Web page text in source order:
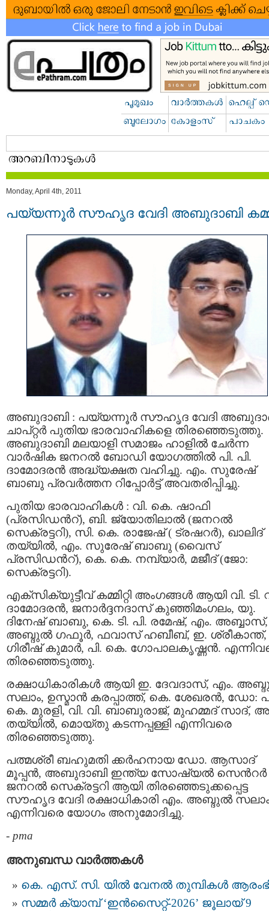
Monday, April 4th, 2011
പയ്യന്നൂര്‍ സൗഹൃദ വേദി അബുദാബി
അബുദാബി : പയ്യന്നൂര്‍ സൗഹൃദ വേദി
ചാപ്റ്റര്‍ പുതിയ ഭാരവാഹികളെ തിരഞ്ഞെടുത്തു.
അബുദാബി മലയാളി സമാജം ഹാളില്‍ ചേര്‍ന്ന
വാര്‍ഷിക ജനറല്‍ ബോഡി യോഗത്തില്‍ പി. പി.
ദാമോദരന്‍ അദ്ധ്യക്ഷത വഹിച്ചു. എം. സുരേഷ്
ബാബു പ്രവര്‍ത്തന റിപ്പോര്‍ട്ട്‌ അവതരിപ്പിച്ചു.
പുതിയ ഭാരവാഹികള്‍ : വി. കെ. ഷാഫി
(പ്രസിഡന്‍റ്), ബി. ജ്യോതിലാല്‍ (ജനറല്‍
സെക്രട്ടറി), സി. കെ. രാജേഷ് ( ട്രഷറര്‍), ഖാലിദ്
തയ്യില്‍, എം. സുരേഷ് ബാബു (വൈസ്
പ്രസിഡന്‍റ്), കെ. കെ. നമ്പ്യാര്‍, മജീദ്‌ (ജോ:
സെക്രട്ടറി).
എക്സിക്യുട്ടീവ്‌ കമ്മിറ്റി അംഗങ്ങള്‍ ആയി വി. ടി.
ദാമോദരന്‍, ജനാര്‍ദ്ദനദാസ് കുഞ്ഞിമംഗലം, യു.
ദിനേഷ്‌ ബാബു, കെ. ടി. പി. രമേഷ്‌, എം. അബ്ബാസ്,
അബ്ദുല്‍ ഗഫൂര്‍, ഫവാസ് ഹബീബ്, ഇ. ശ്രീകാന്ത്,
ഗിരീഷ്‌ കുമാര്‍, പി. കെ. ഗോപാലകൃഷ്ണന്‍.
തിരഞ്ഞെടുത്തു.
രക്ഷാധികാരികള്‍ ആയി ഇ. ദേവദാസ്, എം.
സലാം, ഉസ്മാന്‍ കരപ്പാത്ത്, കെ. ശേഖരന്‍, ഡോ:
കെ. മുരളി, വി. വി. ബാബുരാജ്, മുഹമ്മദ്‌ സാദ്,
തയ്യില്‍, മൊയ്തു കടന്നപ്പള്ളി എന്നിവരെ
തിരഞ്ഞെടുത്തു.
പത്മശ്രീ ബഹുമതി ക്കര്‍ഹനായ ഡോ. ആസാദ്
മൂപ്പന്‍, അബുദാബി ഇന്ത്യ സോഷ്യല്‍ സെന്‍റര്‍
ജനറല്‍ സെക്രട്ടറി ആയി തിരഞ്ഞെടുക്കപ്പെട്ട
സൗഹൃദ വേദി രക്ഷാധികാരി എം. അബ്ദുല്‍
എന്നിവരെ യോഗം അനുമോദിച്ചു.
- pma
അനുബന്ധ വാര്‍ത്തകള്‍
കെ. എസ്. സി. യിൽ വേനൽ തുമ്പികൾ
സമ്മർ ക്യാമ്പ് ‘ഇൻസൈറ്റ്-2026’ ജൂലായ് 9